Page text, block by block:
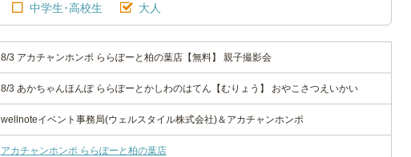
中学生･高校生 大人
8/3 アカチャンホンポ ららぽーと柏の葉店【無料】 親子撮影会
8/3 あかちゃんほんぽ ららぽーとかしわのはてん【むりょう】 おやこさつえいかい
wellnoteイベント事務局(ウェルスタイル株式会社)＆アカチャンホンポ
アカチャンホンポ ららぽーと柏の葉店